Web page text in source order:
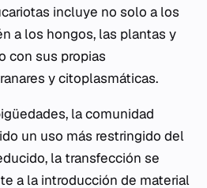
incluye no solo a los
a los hongos, las plantas y
con sus propias
y citoplasmáticas.
la comunidad
un uso más restringido del
la transfección se
a la introducción de material